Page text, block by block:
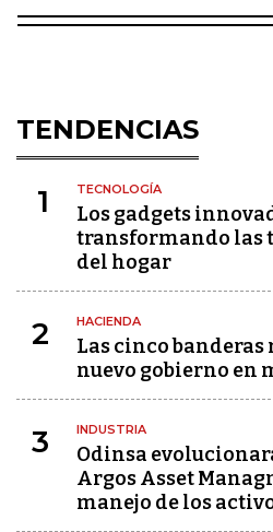
TENDENCIAS
1 TECNOLOGÍA
Los gadgets
transformando las
del hogar
2 HACIENDA
Las cinco banderas
nuevo gobierno en
3 INDUSTRIA
Odinsa
Argos Asset
manejo de los